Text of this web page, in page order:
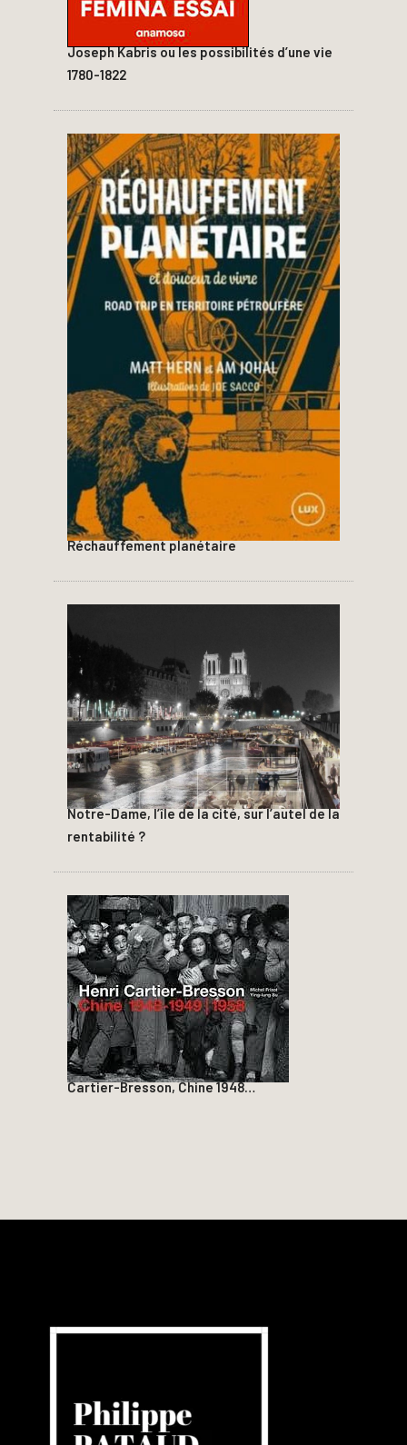
Joseph Kabris ou les possibilités d’une vie
1780-1822
Réchauffement planétaire
Notre-Dame, l’île de la cité, sur l’autel de la
rentabilité ?
Cartier-Bresson, Chine 1948…